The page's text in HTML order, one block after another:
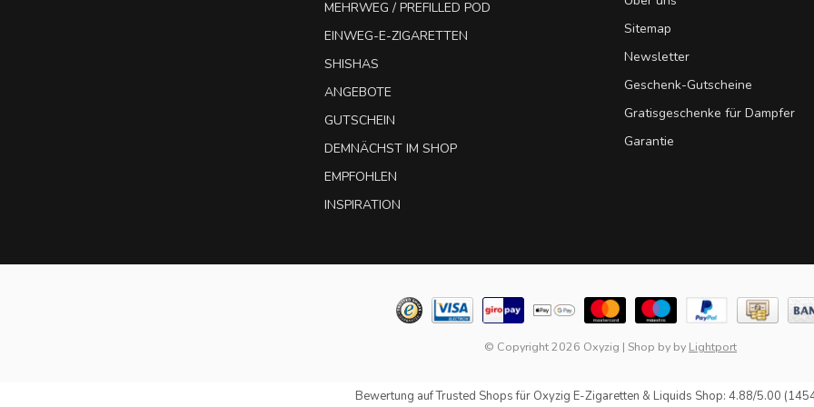
MEHRWEG / PREFILLED POD
EINWEG-E-ZIGARETTEN
SHISHAS
ANGEBOTE
GUTSCHEIN
DEMNÄCHST IM SHOP
EMPFOHLEN
INSPIRATION
Sitemap
Newsletter
Geschenk-Gutscheine
Gratisgeschenke für Dampfer
Garantie
© Copyright 2026 Oxyzig | Shop by by Lightport
Bewertung aufTrusted Shopsfür Oxyzig E-Zigaretten & Liquids Shop: 4.88/5.00